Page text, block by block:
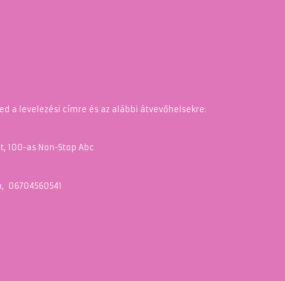
a levelezési címre és az alábbi átvevőhelsekre:
100-as Non-Stop Abc
06704560541